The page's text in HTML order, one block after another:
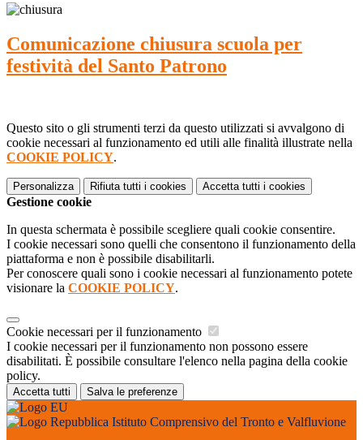
Comunicazione chiusura scuola per
festività del Santo Patrono
Questo sito o gli strumenti terzi da questo utilizzati si avvalgono di
cookie necessari al funzionamento ed utili alle finalità illustrate nella
COOKIE POLICY.
Personalizza Rifiuta tutti i cookies Accetta tutti i cookies
Gestione cookie
In questa schermata è possibile scegliere quali cookie consentire.
I cookie necessari sono quelli che consentono il funzionamento della
piattaforma e non è possibile disabilitarli.
Per conoscere quali sono i cookie necessari al funzionamento potete
visionare la COOKIE POLICY.
Cookie necessari per il funzionamento
I cookie necessari per il funzionamento non possono essere
disabilitati. È possibile consultare l'elenco nella pagina della cookie
policy.
Accetta tutti Salva le preferenze
Istituto Comprensivo del Tronto e Valfluvione